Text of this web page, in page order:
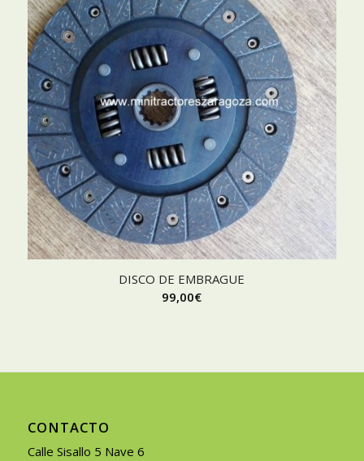
DISCO DE EMBRAGUE
99,00€
CONTACTO
Calle Sisallo 5 Nave 6